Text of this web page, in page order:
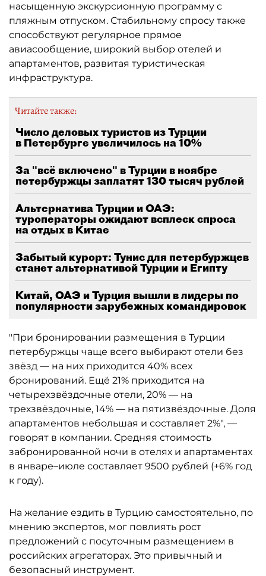
насыщенную экскурсионную программу с
пляжным отпуском. Стабильному спросу также
способствуют регулярное прямое
авиасообщение, широкий выбор отелей и
апартаментов, развитая туристическая
инфраструктура.
Читайте также:
Число деловых туристов из Турции
в Петербурге увеличилось на 10%
За "всё включено" в Турции в ноябре
петербуржцы заплатят 130 тысяч рублей
Альтернатива Турции и ОАЭ:
туроператоры ожидают всплеск спроса
на отдых в Китае
Забытый курорт: Тунис для петербуржцев
станет альтернативой Турции и Египту
Китай, ОАЭ и Турция вышли в лидеры по
популярности зарубежных командировок
"При бронировании размещения в Турции
петербуржцы чаще всего выбирают отели без
звёзд — на них приходится 40% всех
бронирований. Ещё 21% приходится на
четырехзвёздочные отели, 20% — на
трехзвёздочные, 14% — на пятизвёздочные. Доля
апартаментов небольшая и составляет 2%", —
говорят в компании. Средняя стоимость
забронированной ночи в отелях и апартаментах
в январе–июле составляет 9500 рублей (+6% год
к году).
На желание ездить в Турцию самостоятельно, по
мнению экспертов, мог повлиять рост
предложений с посуточным размещением в
российских агрегаторах. Это привычный и
безопасный инструмент.